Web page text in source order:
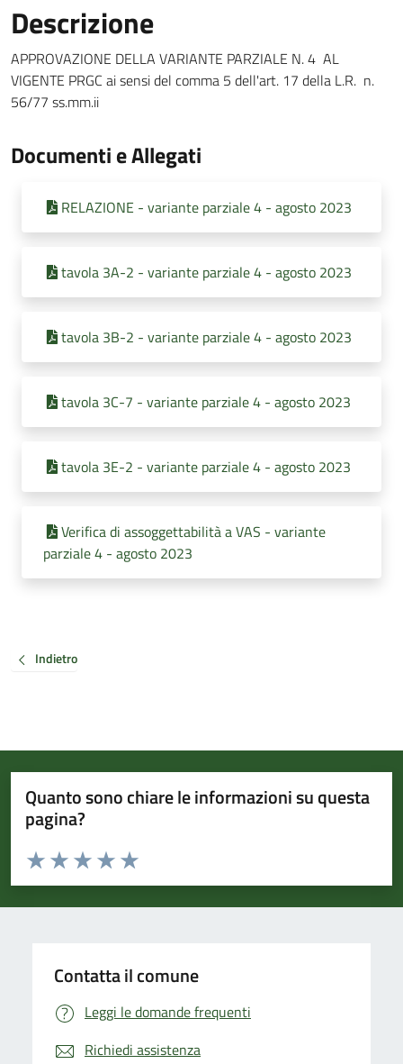
Descrizione
APPROVAZIONE DELLA VARIANTE PARZIALE N. 4 AL
VIGENTE PRGC ai sensi del comma 5 dell'art. 17 della L.R. n.
56/77 ss.mm.ii
Documenti e Allegati
RELAZIONE - variante parziale 4 - agosto 2023
tavola 3A-2 - variante parziale 4 - agosto 2023
tavola 3B-2 - variante parziale 4 - agosto 2023
tavola 3C-7 - variante parziale 4 - agosto 2023
tavola 3E-2 - variante parziale 4 - agosto 2023
Verifica di assoggettabilità a VAS - variante
parziale 4 - agosto 2023
Indietro
Quanto sono chiare le informazioni su questa
pagina?
Valuta da 1 a 5 stelle la pagina
Valuta 5 stelle su 5
Valuta 4 stelle su 5
Valuta 3 stelle su 5
Valuta 2 stelle su 5
Valuta 1 stelle su 5
Contatta il comune
Leggi le domande frequenti
Richiedi assistenza